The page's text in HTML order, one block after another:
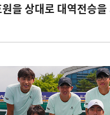
을 상대로 대역전승